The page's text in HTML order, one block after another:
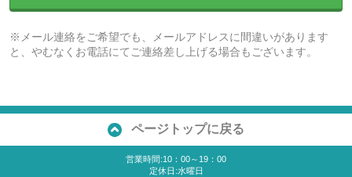
※メール連絡をご希望でも、メールアドレスに間違いがあります
と、やむなくお電話にてご連絡差し上げる場合もございます。
ページトップに戻る
営業時間:10：00～19：00
定休日:水曜日